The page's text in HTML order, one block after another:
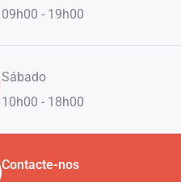
09h00 - 19h00
Sábado
10h00 - 18h00
Contacte-nos